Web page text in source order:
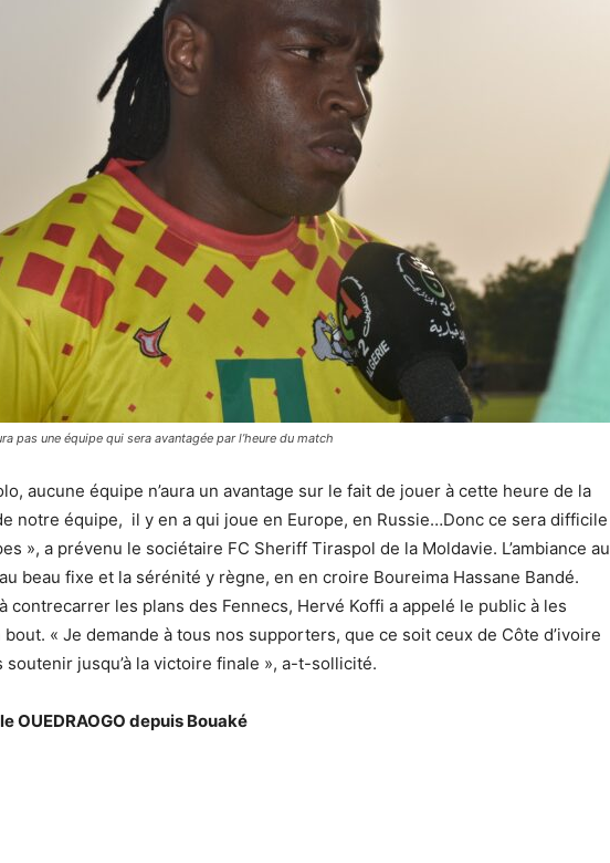
pas une équipe qui sera avantagée par l’heure du match
aucune équipe n’aura un avantage sur le fait de jouer à cette heure de la
notre équipe, il y en a qui joue en Europe, en Russie…Donc ce sera difficile
», a prévenu le sociétaire FC Sheriff Tiraspol de la Moldavie. L’ambiance au
beau fixe et la sérénité y règne, en en croire Boureima Hassane Bandé.
contrecarrer les plans des Fennecs, Hervé Koffi a appelé le public à les
« Je demande à tous nos supporters, que ce soit ceux de Côte d’ivoire
soutenir jusqu’à la victoire finale », a-t-sollicité.
OUEDRAOGO depuis Bouaké